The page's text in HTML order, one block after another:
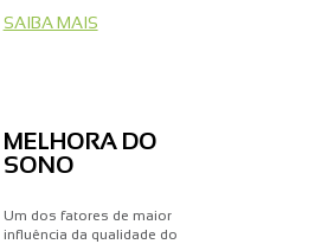
SAIBA MAIS
MELHORA DO
SONO
Um dos fatores de maior
influência da qualidade do